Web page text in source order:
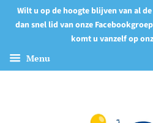
Wilt u op de hoogte blijven van al
dan snel lid van onze
komt u vanzelf op
Menu